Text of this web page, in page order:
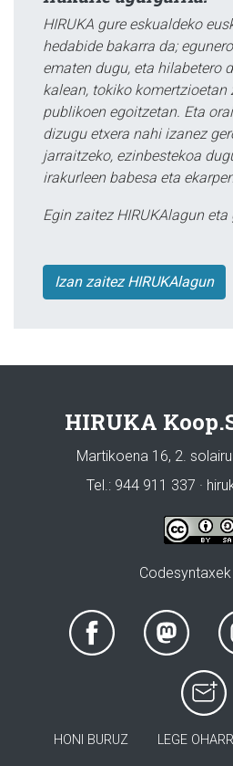
HIRUKA gure eskualdeko
hedabide bakarra da;
ematen dugu, eta hilabetero
kalean, tokiko komertzioetan
publikoen egoitzetan. Eta
dizugu etxera nahi izanez
jarraitzeko, ezinbestekoa
irakurleen babesa eta
Egin zaitez HIRUKAlagun
Izan zaitez HIRUKAlagun
HIRUKA
Martikoena 16, 2.
Tel.: 944 911 337 ·
HONI BURUZ LEGE